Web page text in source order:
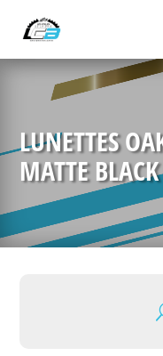
LUNETTES
MATTE BLACK